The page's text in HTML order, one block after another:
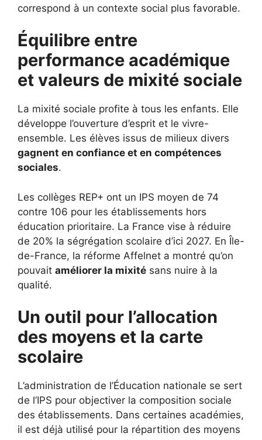
correspond à un contexte social plus favorable.
Équilibre entre
performance académique
et valeurs de mixité sociale
La mixité sociale profite à tous les enfants. Elle
développe l’ouverture d’esprit et le vivre-
ensemble. Les élèves issus de milieux divers
gagnent en confiance et en compétences
sociales.
Les collèges REP+ ont un IPS moyen de 74
contre 106 pour les établissements hors
éducation prioritaire. La France vise à réduire
de 20% la ségrégation scolaire d’ici 2027. En Île-
de-France, la réforme Affelnet a montré qu’on
pouvait améliorer la mixité sans nuire à la
qualité.
Un outil pour l’allocation
des moyens et la carte
scolaire
L’administration de l’Éducation nationale se sert
de l’IPS pour objectiver la composition sociale
des établissements. Dans certaines académies,
il est déjà utilisé pour la répartition des moyens